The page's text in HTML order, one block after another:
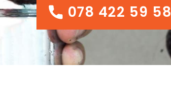
078 422 59 58
078 422 59 58